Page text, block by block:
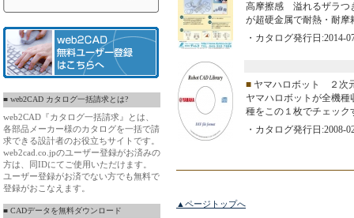
■ web2CAD カタログ一括請求とは?
web2CAD『カタログ一括請求』とは、
各部品メーカー様のカタログを一括で請
求できる設計者のお役立ちサイトです。
web2cad.co.jpのユーザー登録がお済みの
方は、同IDにてご使用いただけます。
ユーザー登録がお済でない方でも無料で
登録がおこなえます。
■ CADデータを無料ダウンロード
高摩擦感 溢れるザラつ
が超硬金属で耐熱・耐摩
・カタログ発行日:2014-
■ ヤマハロボット ２次
ヤマハロボットが全機
種をこの１枚でチェック
・カタログ発行日:2008-
▲ページトップへ